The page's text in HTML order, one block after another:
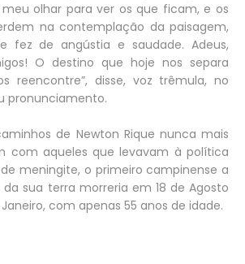
olhar para ver os que ficam, e os
na contemplação da paisagem,
fez de angústia e saudade. Adeus,
O destino que hoje nos separa
reencontre”, disse, voz trêmula, no
pronunciamento.
de Newton Rique nunca mais
com aqueles que levavam à política
meningite, o primeiro campinense a
sua terra morreria em 18 de Agosto
Janeiro, com apenas 55 anos de idade.